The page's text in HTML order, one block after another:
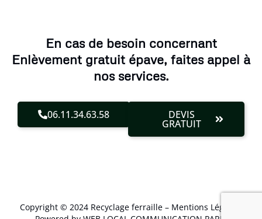
En cas de besoin concernant
Enlèvement gratuit épave, faites appel à
nos services.
06.11.34.63.58 DEVIS
GRATUIT
Copyright © 2024 Recyclage ferraille – Mentions Légales